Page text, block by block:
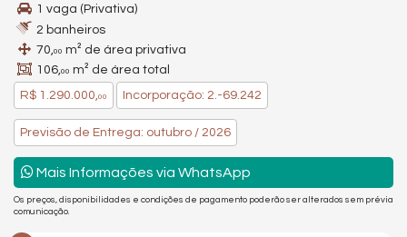
1 vaga (Privativa)
2 banheiros
70,00 m² de área privativa
106,00 m² de área total
R$ 1.290.000,00 Incorporação: 2.-69.242
Previsão de Entrega: outubro / 2026
Mais Informações via WhatsApp
Os preços, disponibilidades e condições de pagamento poderão ser alterados sem prévia
comunicação.